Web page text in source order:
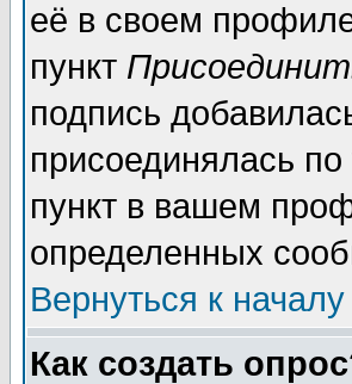
её в своем
пункт
подпись
присоединялась
пункт в вашем
определенных
Вернуться к началу
Как создать